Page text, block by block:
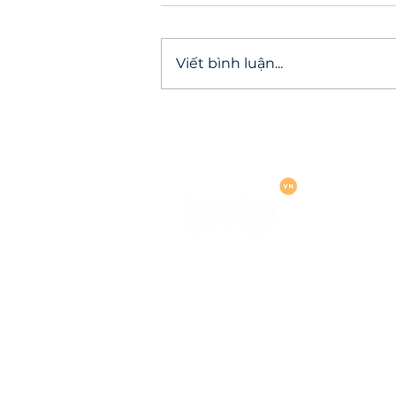
FlexSecure 360 là "chìa
Viết bình luận...